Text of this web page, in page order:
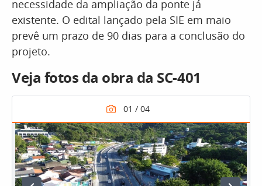
necessidade da ampliação da ponte já
existente. O edital lançado pela SIE em maio
prevê um prazo de 90 dias para a conclusão do
projeto.
Veja fotos da obra da SC-401